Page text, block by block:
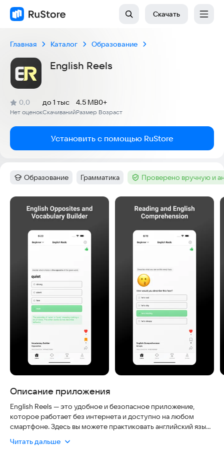
Скачать
Главная Каталог Образование
English Reels
Рейтинг:
0,0
(
Нет оценок
)
Скачиваний
до 1 тыс
Размер
4.5 MB
Возраст
0+
Установить с помощью RuStore
Категория:
Образование Тег:
Грамматика Тег :Проверено вручную и
Скриншоты
Описание приложения
English Reels — это удобное и безопасное приложение,
которое работает без интернета и доступно на любом
смартфоне. Здесь вы можете практиковать английский язык
мгновенную обратную связь.
Читать дальше